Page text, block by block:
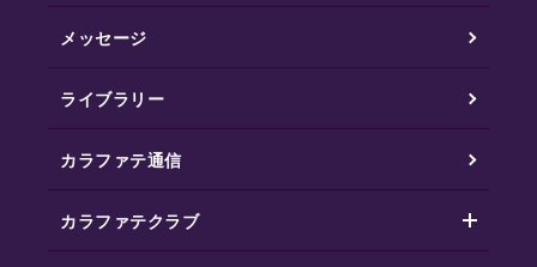
メッセージ
ライブラリー
カラファテ通信
カラファテクラブ